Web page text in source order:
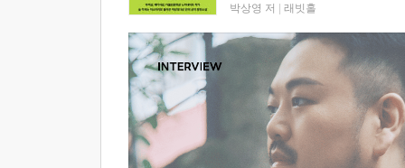
박상영 저 래빗홀